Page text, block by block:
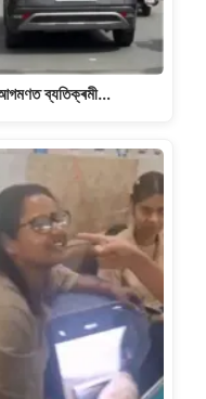
আগমণত ব্যতিক্ৰমী…